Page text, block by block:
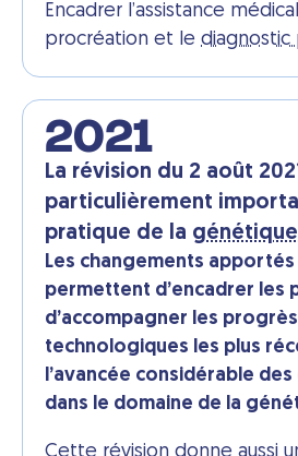
Encadrer l’assistance
procréation et le diagnostic
2021
La révision du 2 août
particulièrement
pratique de la
Les changements apportés
permettent d’encadrer les
d’accompagner les progrès
technologiques les plus
l’avancée considérable
dans le domaine de la